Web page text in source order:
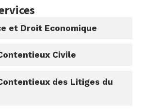
et Droit Economique
Civile
des Litiges du